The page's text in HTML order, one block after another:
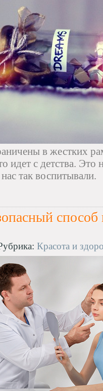
в жестких
идет с детства.
так воспитывали.
Красота и